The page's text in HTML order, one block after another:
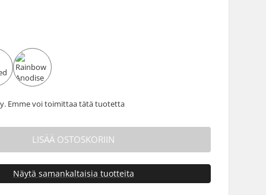
Emme voi toimittaa tätä tuotetta
LISÄÄ OSTOSKORIIN
Näytä samankaltaisia tuotteita